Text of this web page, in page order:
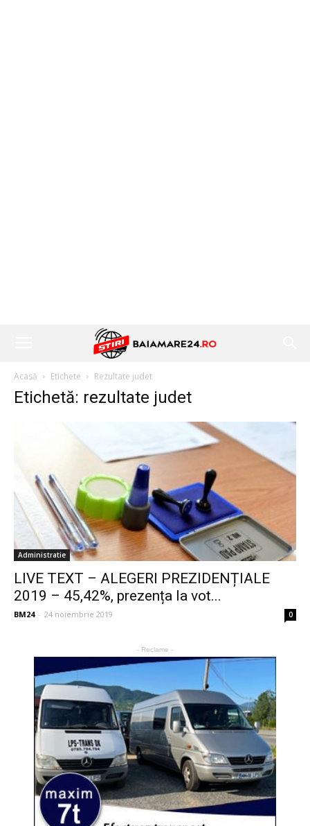
Acasă Etichete Rezultate judet
Etichetă: rezultate judet
Administratie
LIVE TEXT – ALEGERI PREZIDENȚIALE
2019 – 45,42%, prezența la vot...
BM24 - 24 noiembrie 2019 0
- Reclame -